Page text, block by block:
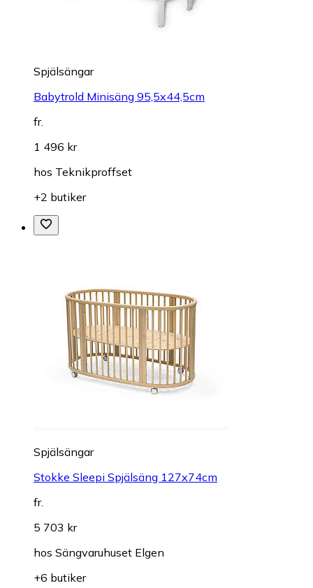
Spjälsängar
Babytrold Minisäng 95,5x44,5cm
fr.
1 496 kr
hos Teknikproffset
+2 butiker
Spjälsängar
Stokke Sleepi Spjälsäng 127x74cm
fr.
5 703 kr
hos Sängvaruhuset Elgen
+6 butiker